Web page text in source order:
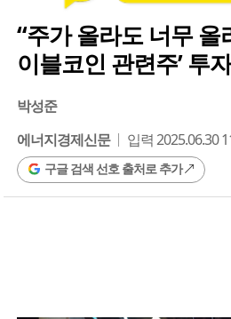
“주가 올라도 너무 올
이블코인 관련주’ 투
박성준
에너지경제신문
입력 2025.06.30
구글 검색 선호 출처로 추가